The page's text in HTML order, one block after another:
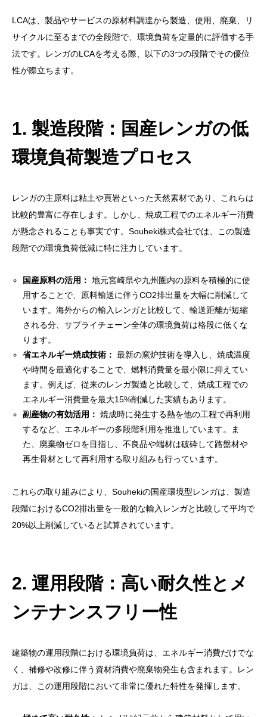
LCAは、製品やサービスの原材料調達から製造、使用、廃棄、リ
サイクルに至るまでの全段階で、環境負荷を定量的に評価する手
法です。レンガのLCAを考える際、以下の3つの段階でその優位
性が際立ちます。
1. 製造段階：国産レンガの低
環境負荷製造プロセス
レンガの主原料は粘土や頁岩といった天然素材であり、これらは
比較的豊富に存在します。しかし、焼成工程でのエネルギー消費
が懸念されることも事実です。Souheki株式会社では、この製造
段階での環境負荷低減に特に注力しています。
国産原料の活用： 地元宮崎県や九州圏内の原料を積極的に使
用することで、原料輸送に伴うCO2排出量を大幅に削減して
います。海外からの輸入レンガと比較して、輸送距離が短縮
される分、サプライチェーン全体の環境負荷は格段に低くな
ります。
省エネルギー焼成技術： 最新の窯炉技術を導入し、焼成温度
や時間を最適化することで、燃料消費量を最小限に抑えてい
ます。例えば、従来のレンガ製造と比較して、焼成工程での
エネルギー消費量を最大15%削減した実績もあります。
副産物の有効活用： 焼成時に発生する熱を他の工程で再利用
するなど、エネルギーの多段階利用を推進しています。ま
た、廃棄物ゼロを目指し、不良品や端材は破砕して路盤材や
再生骨材として再利用する取り組みも行っています。
これらの取り組みにより、Souhekiの国産環境型レンガは、製造
段階におけるCO2排出量を一般的な輸入レンガと比較して平均で
20%以上削減していると試算されています。
2. 運用段階：高い耐久性とメ
ンテナンスフリー性
建築物の運用段階における環境負荷は、エネルギー消費だけでな
く、補修や改修に伴う資材消費や廃棄物発生も含まれます。レン
ガは、この運用段階において非常に優れた特性を発揮します。